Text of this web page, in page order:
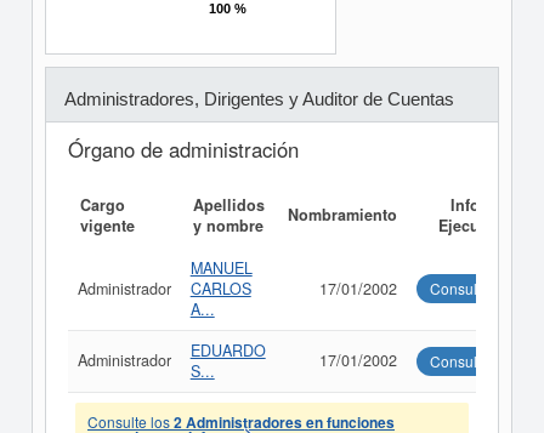
100 %
100 %
Administradores, Dirigentes y Auditor de Cuentas
Órgano de administración
Cargo
vigente
Apellidos
y nombre
Nombramiento
Informe
Ejecutivo
Administrador
MANUEL
CARLOS
A...
17/01/2002 Consultar
Administrador
EDUARDO
S...
17/01/2002 Consultar
Consulte los2 Administradores en funciones